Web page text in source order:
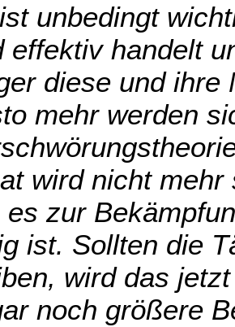
unbedingt
effektiv handelt
diese und ihre
mehr werden
wird nicht
es zur
ist. Sollten die
wird das
noch größere